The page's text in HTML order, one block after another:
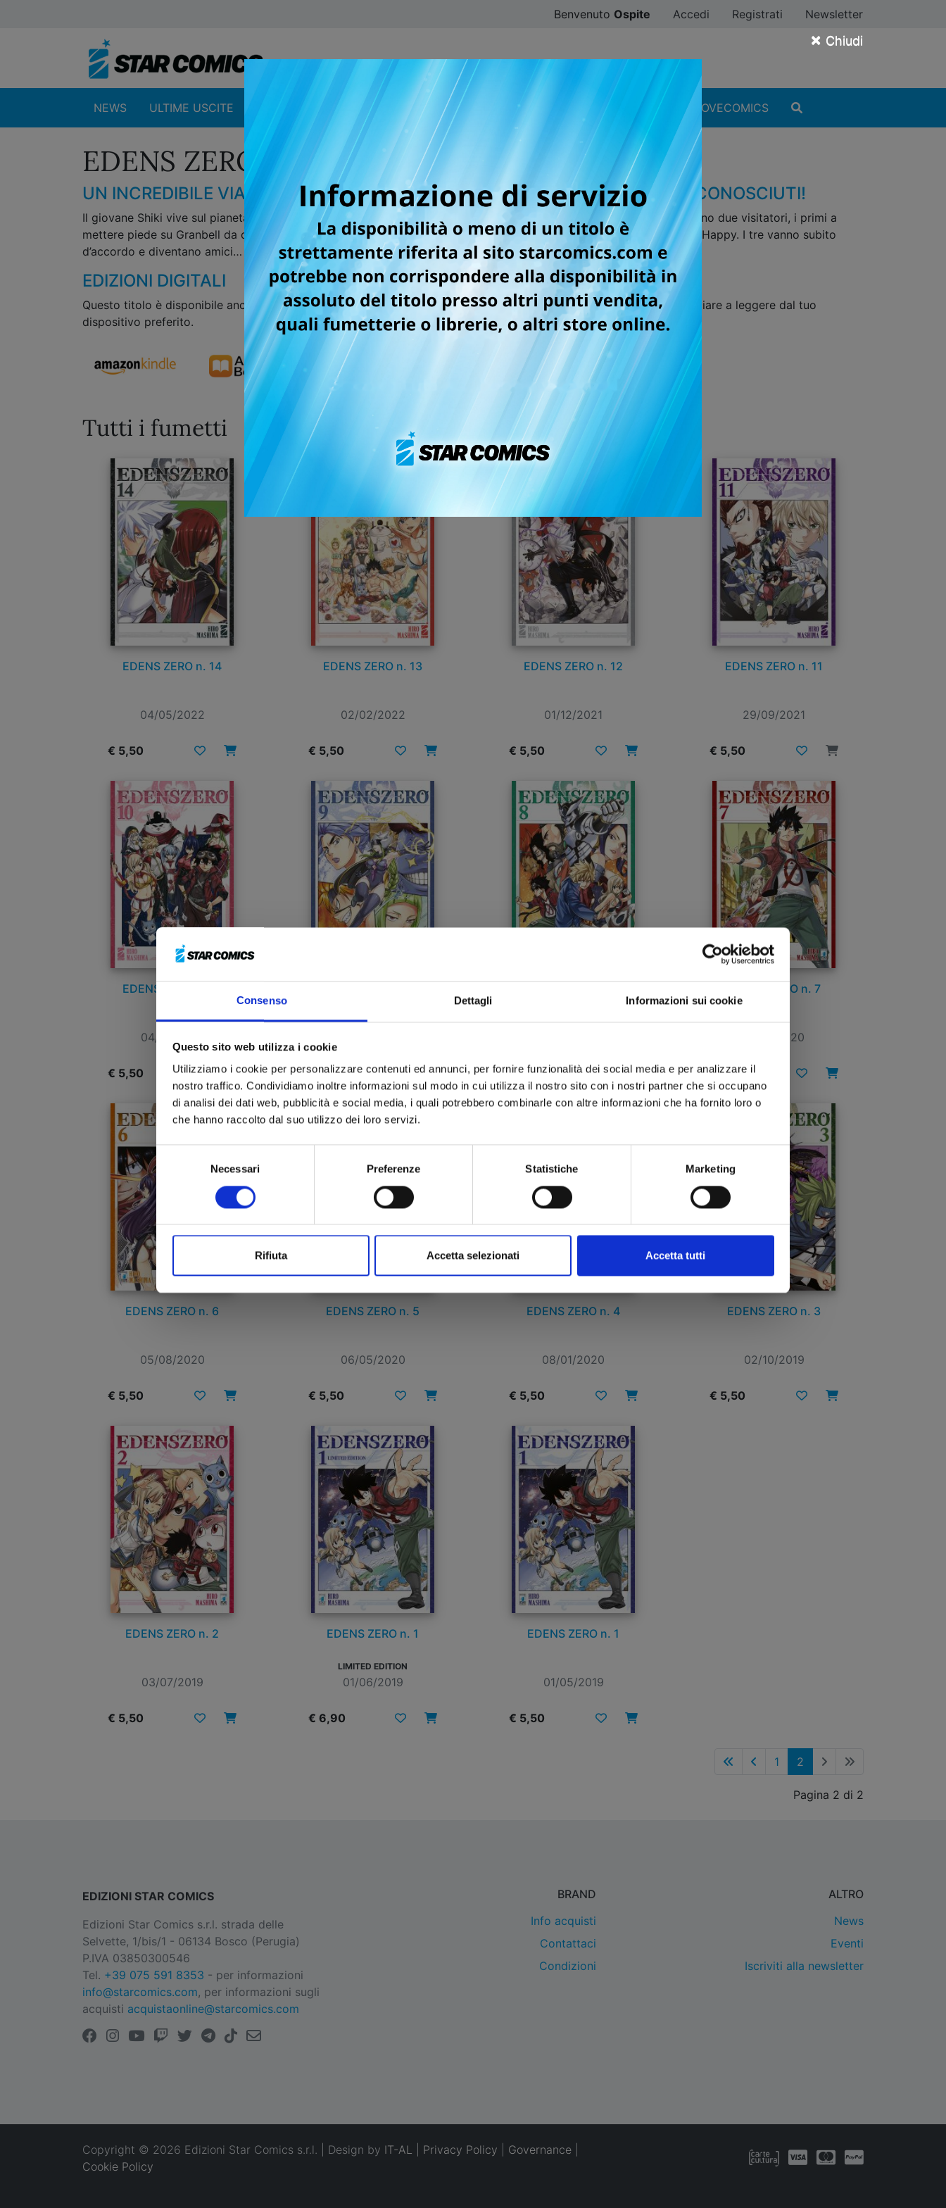
Consenso Dettagli Informazioni sui cookie
Questo sito web utilizza i cookie
Utilizziamo i cookie per personalizzare contenuti ed annunci, per fornire funzionalità dei social media e per analizzare il
nostro traffico. Condividiamo inoltre informazioni sul modo in cui utilizza il nostro sito con i nostri partner che si occupano
di analisi dei dati web, pubblicità e social media, i quali potrebbero combinarle con altre informazioni che ha fornito loro o
che hanno raccolto dal suo utilizzo dei loro servizi.
del
consenso
Necessari Preferenze Statistiche Marketing
Rifiuta Accetta selezionati Accetta tutti
× Chiudi
Benvenuto Ospite Accedi Registrati Newsletter
NEWS ULTIME USCITE CATALOGO SFOGLIA ONLINE DIGISTAR #ILOVEMANGA #ILOVECOMICS
EDENS ZERO
UN INCREDIBILE VIAGGIO SPAZIALE ALLA SCOPERTA DI STELLE E PIANETI SCONOSCIUTI!
Il giovane Shiki vive sul pianeta Granbell insieme ai robot che animano un vastissimo parco a tema. Un giorno arrivano due visitatori, i primi a
mettere piede su Granbell da circa un secolo: Rebecca, una giovane creatrice di contenuti digitali, e il suo gatto blu Happy. I tre vanno subito
d’accordo e diventano amici… Ancora non sanno che questo incontro cambierà i loro destini!
EDIZIONI DIGITALI
Questo titolo è disponibile anche in formato ebook! Ti basta scegliere uno degli store in cui fare l'acquisto e cominciare a leggere dal tuo
dispositivo preferito.
Tutti i fumetti
EDENS ZERO n. 14
04/05/2022
€ 5,50
EDENS ZERO n. 13
02/02/2022
€ 5,50
EDENS ZERO n. 12
01/12/2021
€ 5,50
EDENS ZERO n. 11
29/09/2021
€ 5,50
EDENS ZERO n. 10
04/08/2021
€ 5,50 € 5,50 € 5,50
EDENS ZERO n. 7
04/11/2020
€ 5,50
EDENS ZERO n. 6
05/08/2020
€ 5,50
EDENS ZERO n. 5
06/05/2020
€ 5,50
EDENS ZERO n. 4
08/01/2020
€ 5,50
EDENS ZERO n. 3
02/10/2019
€ 5,50
EDENS ZERO n. 2
03/07/2019
€ 5,50
EDENS ZERO n. 1
LIMITED EDITION
01/06/2019
€ 6,90
EDENS ZERO n. 1
01/05/2019
€ 5,50
1 2
Pagina 2 di 2
EDIZIONI STAR COMICS
Edizioni Star Comics s.r.l. strada delle
Selvette, 1/bis/1 - 06134 Bosco (Perugia)
P.IVA 03850300546
Tel. +39 075 591 8353 - per informazioni
info@starcomics.com, per informazioni sugli
acquisti acquistaonline@starcomics.com
BRAND
Info acquisti
Contattaci
Condizioni
ALTRO
News
Eventi
Iscriviti alla newsletter
Copyright © 2026 Edizioni Star Comics s.r.l. | Design by IT-AL Privacy Policy Governance
Cookie Policy